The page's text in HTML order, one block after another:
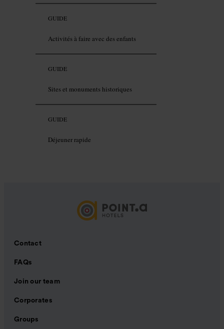
GUIDE
Activités à faire avec des enfants
GUIDE
Sites et monuments historiques
GUIDE
Déjeuner rapide
Contact
FAQs
Join our team
Corporates
Groups